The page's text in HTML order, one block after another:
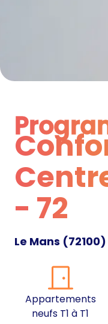
- 72
Le Mans (72100)
Appartements
neufs T1 à T1